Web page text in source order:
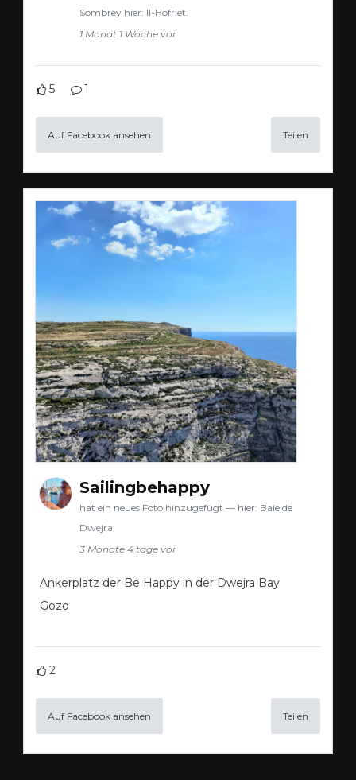
Sombrey hier: Il-Hofriet.
1 Monat 1 Woche vor
5 1
Auf Facebook ansehen Teilen
Sailingbehappy
hat ein neues Foto hinzugefügt — hier: Baie de
Dwejra.
3 Monate 4 tage vor
Ankerplatz der Be Happy in der Dwejra Bay
Gozo
2
Auf Facebook ansehen Teilen